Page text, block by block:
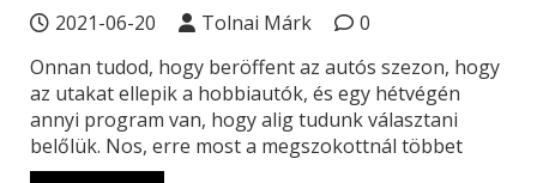
2021-06-20 Tolnai Márk
0
Onnan tudod, hogy beröffent az autós szezon, hogy
az utakat ellepik a hobbiautók, és egy hétvégén
annyi program van, hogy alig tudunk választani
belőlük. Nos, erre most a megszokottnál többet